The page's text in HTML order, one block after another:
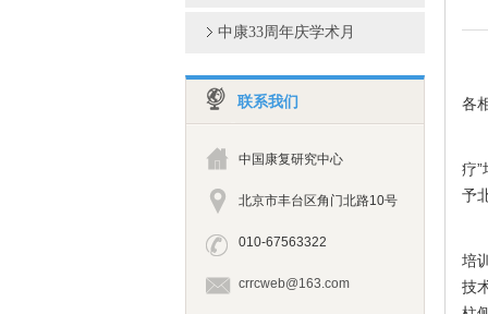
中康33周年庆学术月
联系我们
中国康复研究中心
北京市丰台区角门北路10号
010-67563322
crrcweb@163.com
各
疗
予
培
技